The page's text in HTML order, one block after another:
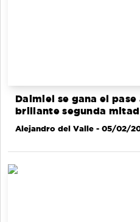
Daimiel se gana el
brillante segunda
Alejandro del Valle - 05/02/